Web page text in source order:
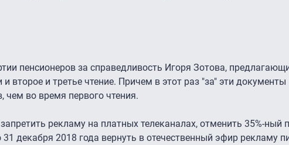
пенсионеров за справедливость Игоря Зотова,
второе и третье чтение. Причем в этот раз "за" эти документы
чем во время первого чтения.
рекламу на платных телеканалах, отменить 35%-ный
декабря 2018 года вернуть в отечественный эфир рекламу